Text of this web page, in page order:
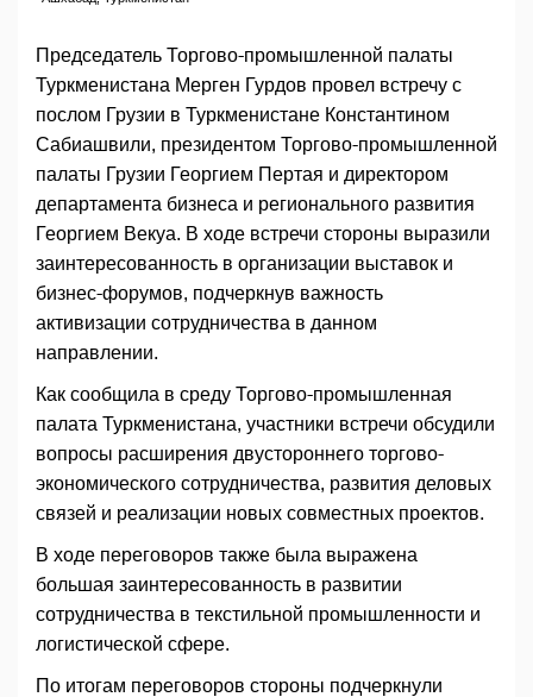
Председатель Торгово-промышленной палаты
Туркменистана Мерген Гурдов провел встречу с
послом Грузии в Туркменистане Константином
Сабиашвили, президентом Торгово-промышленной
палаты Грузии Георгием Пертая и директором
департамента бизнеса и регионального развития
Георгием Векуа. В ходе встречи стороны выразили
заинтересованность в организации выставок и
бизнес-форумов, подчеркнув важность
активизации сотрудничества в данном
направлении.
Как сообщила в среду Торгово-промышленная
палата Туркменистана, участники встречи обсудили
вопросы расширения двустороннего торгово-
экономического сотрудничества, развития деловых
связей и реализации новых совместных проектов.
В ходе переговоров также была выражена
большая заинтересованность в развитии
сотрудничества в текстильной промышленности и
логистической сфере.
По итогам переговоров стороны подчеркнули